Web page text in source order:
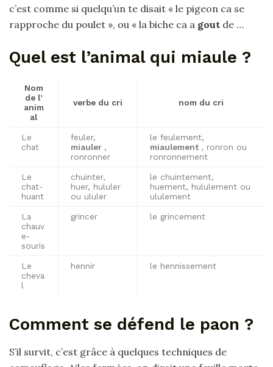
c’est comme si quelqu’un te disait « le pigeon ca se
rapproche du poulet », ou « la biche ca a gout de …
Quel est l’animal qui miaule ?
Nom
de l’
anim
al
verbe du cri nom du cri
Le
chat
feuler,
miauler ,
ronronner
le feulement,
miaulement , ronron ou
ronronnement
Le
chat-
huant
chuinter,
huer, hululer
ou ululer
le chuintement,
huement, hululement ou
ululement
La
chauv
e-
souris
grincer le grincement
Le
cheva
l
hennir le hennissement
Comment se défend le paon ?
S’il survit, c’est grâce à quelques techniques de